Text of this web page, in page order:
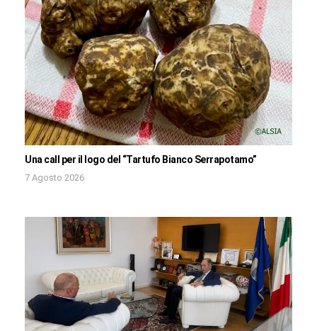
Una call per il logo del “Tartufo Bianco Serrapotamo”
7 Agosto 2026